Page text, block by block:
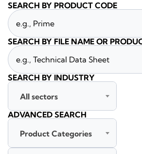
SEARCH BY PRODUCT CODE
SEARCH BY FILE NAME OR
SEARCH BY INDUSTRY
All sectors
ADVANCED SEARCH
Product Categories